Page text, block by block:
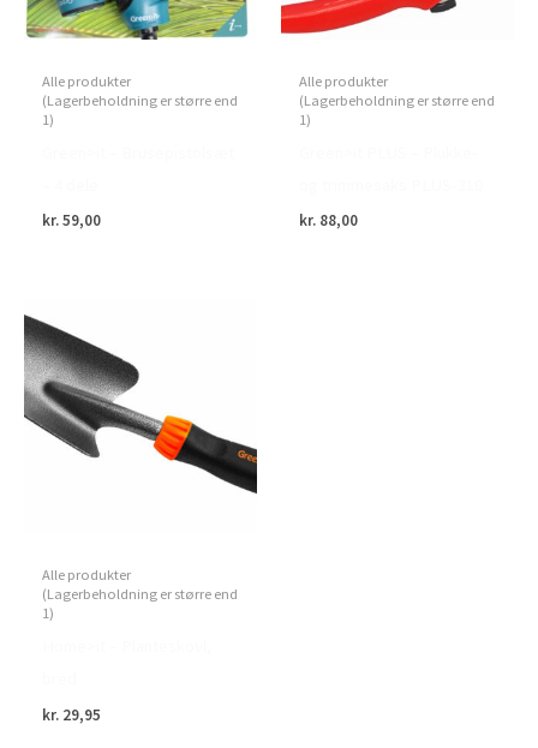
Alle produkter
(Lagerbeholdning er større end
1)
kr.59,00
Alle produkter
(Lagerbeholdning er større end
1)
kr. 88,00
Alle produkter
(Lagerbeholdning er større end
1)
kr. 29,95